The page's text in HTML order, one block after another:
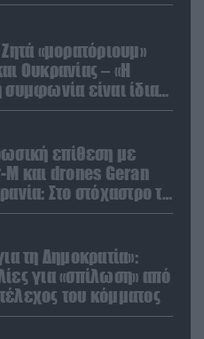
«μορατόριουμ»
Ουκρανίας – «Η
συμφωνία είναι ίδια
5 του ΝΑΤΟ» (upd)
επίθεση με
και drones Geran
Στο στόχαστρο το
των Flamingo
τη Δημοκρατία»:
για «σπίλωση» από
του κόμματος